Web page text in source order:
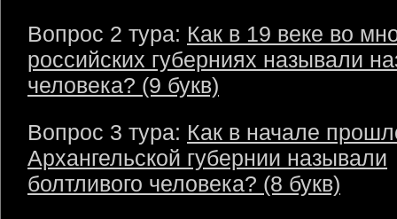
Вопрос 2 тура: Как в 19 веке во
российских губерниях называли
человека? (9 букв)
Вопрос 3 тура: Как в начале
Архангельской губернии называли
болтливого человека? (8 букв)